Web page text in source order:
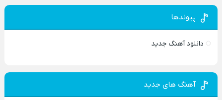
پیوندها
دانلود آهنگ جدید
آهنگ های جدید